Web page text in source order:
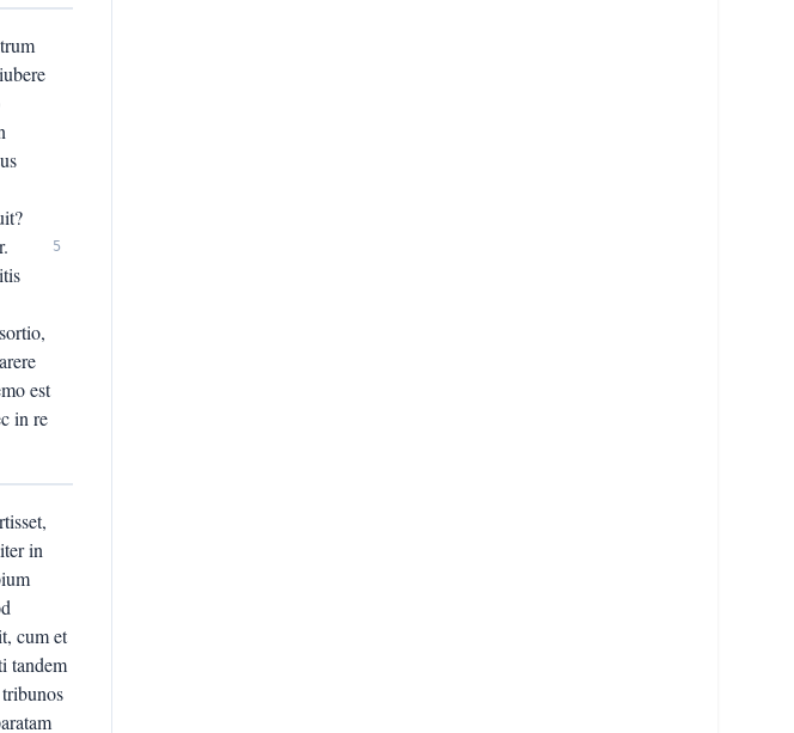
est
in re
5
in
cum et
tandem